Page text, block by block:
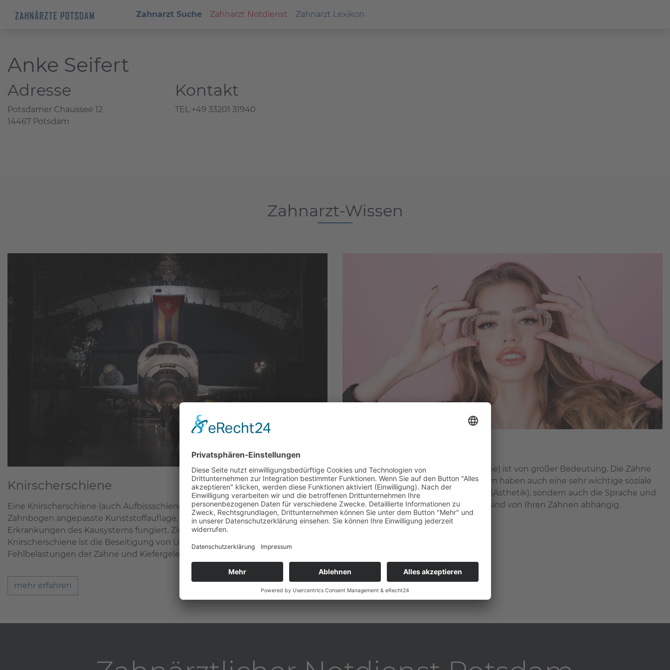
Zahnarzt Suche Zahnarzt Notdienst Zahnarzt Lexikon
Anke Seifert
Adresse
Potsdamer Chaussee 12
14467 Potsdam
Kontakt
TEL +49 33201 31940
Zahnarzt-Wissen
Knirscherschiene
Eine Knirscherschiene (auch Aufbissschiene genannt) ist eine an den
Zahnbogen angepasste Kunststoffauflage, welche zur Behandlung von
Erkrankungen des Kausystems fungiert. Ziel einer Therapie mittels einer
Knirscherschiene ist die Beseitigung von Überbelastungen und
Fehlbelastungen der Zähne und Kiefergelenke.
mehr erfahren
Die Zahnästhetik (Ästhetik Ihrer Zähne) ist von großer Bedeutung. Die Zähne
sind nicht nur Kauwerkzeuge, sondern haben auch eine sehr wichtige soziale
Bedeutung. Nicht nur das Aussehen (Ästhetik), sondern auch die Sprache und
damit die gesamte Kommunikation sind von Ihren Zähnen abhängig.